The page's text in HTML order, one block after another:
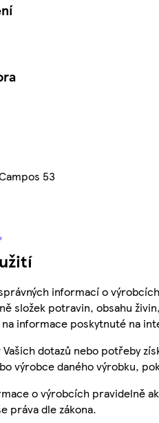
53
informací o
složek potravin, obsahu
informace poskytnuté na
dotazů nebo potřeby
výrobce daného výrobku,
o výrobcích pravidelně
práva dle zákona.